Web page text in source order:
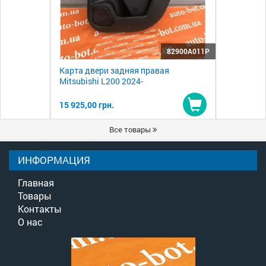
82900A011P
Карта двери задняя правая
Mitsubishi L200 2024-
15 925,00 грн.
Купить
Все товары
ИНФОРМАЦИЯ
Главная
Товары
Контакты
О нас